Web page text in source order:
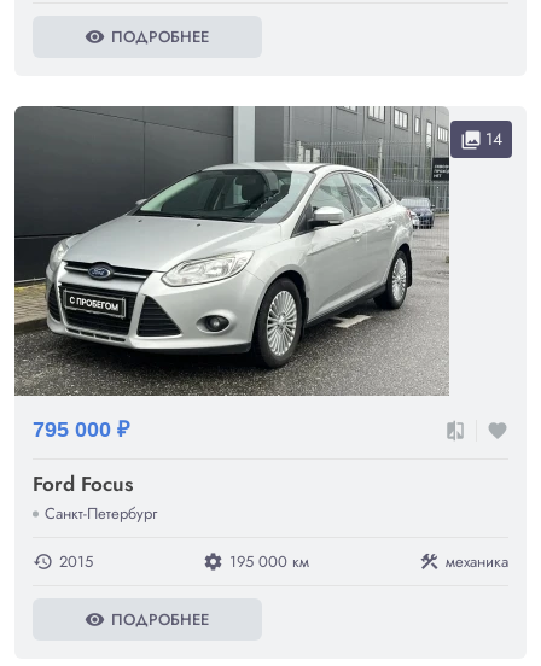
visibility ПОДРОБНЕЕ
collections 14
795 000 ₽ compare favorite
Ford Focus
Санкт-Петербург
history 2015 settings 195 000 км construction механика
visibility ПОДРОБНЕЕ